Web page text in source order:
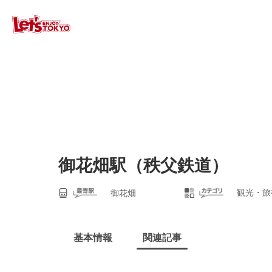
御花畑駅（秩父鉄道）
御花畑 観光・
基本情報 関連記事